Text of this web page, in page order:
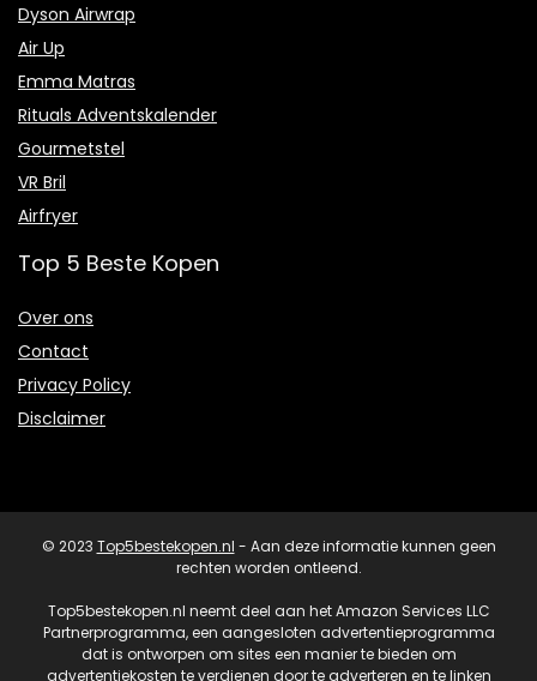
Dyson Airwrap
Air Up
Emma Matras
Rituals Adventskalender
Gourmetstel
VR Bril
Airfryer
Top 5 Beste Kopen
Over ons
Contact
Privacy Policy
Disclaimer
© 2023 Top5bestekopen.nl - Aan deze informatie kunnen geen
rechten worden ontleend.
Top5bestekopen.nl neemt deel aan het Amazon Services LLC
Partnerprogramma, een aangesloten advertentieprogramma
dat is ontworpen om sites een manier te bieden om
advertentiekosten te verdienen door te adverteren en te linken